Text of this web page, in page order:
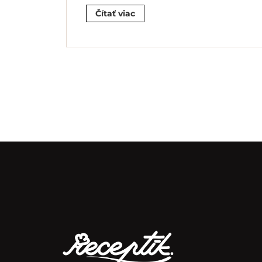
Čítať viac